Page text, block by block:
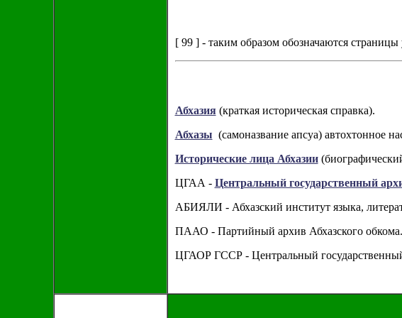
[ 99 ] - таким образом обозначаются страницы
Абхазия(краткая историческая справка).
Абхазы (самоназвание апсуа) автохтонное
Исторические лица Абхазии
ЦГАА - Центральный государственный
АБИЯЛИ - Абхазский институт языка,
ПААО - Партийный архив Абхазского обкома.
ЦГАОР ГССР - Центральный